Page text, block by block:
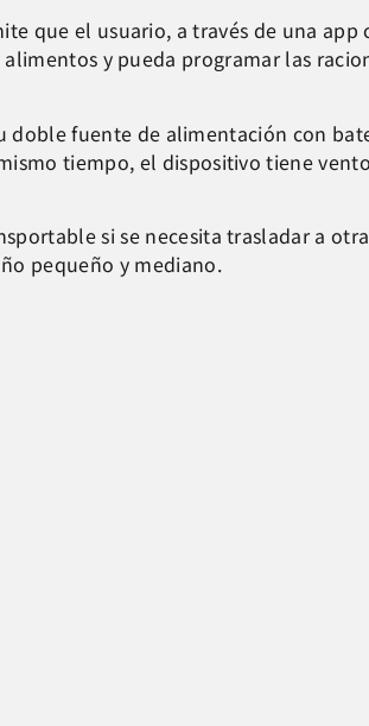
que el usuario, a través de una app
y pueda programar las
fuente de alimentación con
tiempo, el dispositivo tiene
si se necesita trasladar a
pequeño y mediano.